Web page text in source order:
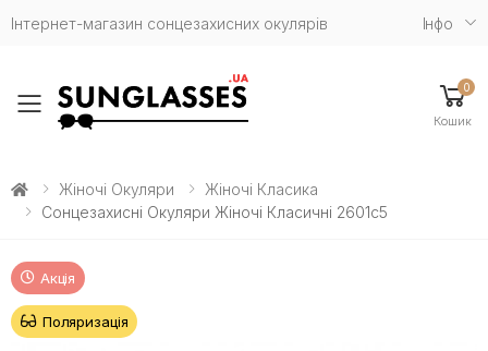
Інтернет-магазин сонцезахисних окулярів Iнфо
Toggle mobile menu
0
Кошик
Жіночі Окуляри
Жіночі Класика
Сонцезахисні Окуляри Жіночі Класичні 2601с5
Акція
Поляризація